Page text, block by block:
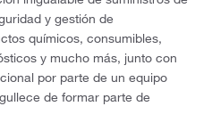
y gestión de
químicos, consumibles,
y mucho más, junto con
por parte de un equipo
de formar parte de